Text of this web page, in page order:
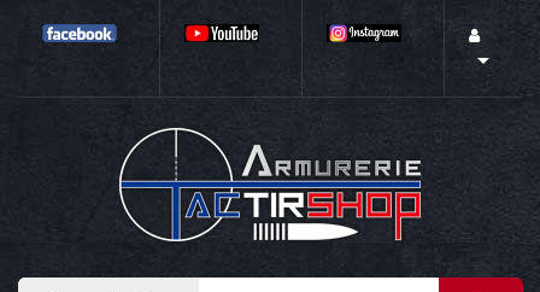
